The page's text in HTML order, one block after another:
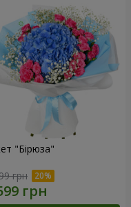
"Бірюза"
грн